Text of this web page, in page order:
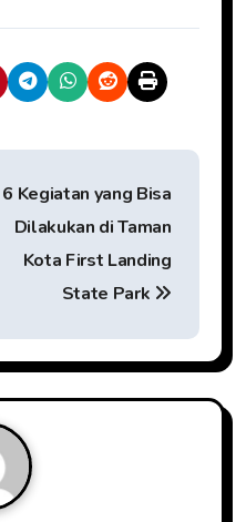
6 Kegiatan yang Bisa
Dilakukan di Taman
Kota First Landing
State Park